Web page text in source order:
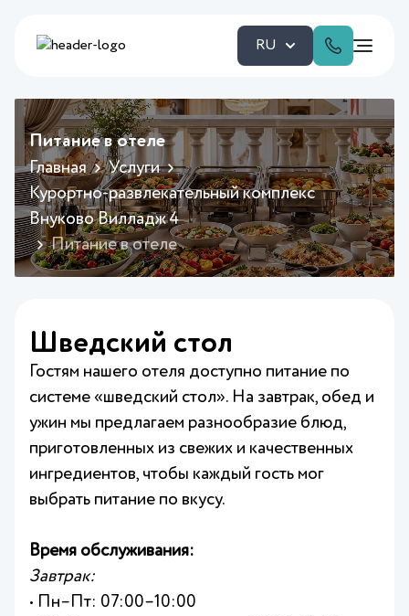
RU
Питание в отеле
Главная
Услуги
Курортно-развлекательный комплекс
Внуково Вилладж 4
Питание в отеле
Шведский стол
Гостям нашего отеля доступно питание по
системе «шведский стол». На завтрак, обед и
ужин мы предлагаем разнообразие блюд,
приготовленных из свежих и качественных
ингредиентов, чтобы каждый гость мог
выбрать питание по вкусу.
Время обслуживания:
Завтрак:
• Пн–Пт: 07:00–10:00